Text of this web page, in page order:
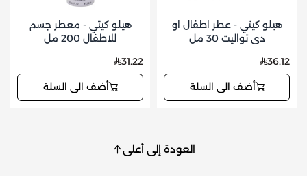
هيلو كيتي - عطر اطفال او
دي تواليت 30 مل
36.12
أضف الى السلة
هيلو كيتي - معطر جسم
للاطفال 200 مل
31.22
أضف الى السلة
العودة إلى أعلى